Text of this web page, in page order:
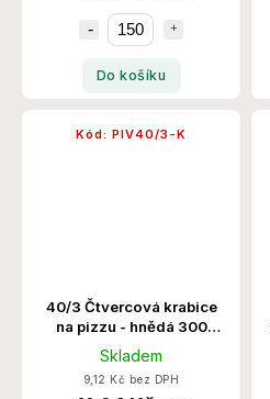
Do košíku
40/3 Čtvercová krabice
na pizzu - hnědá 300
Ks/Krt
Skladem
9,12 Kč bez DPH
Kód: PIV40/3-K